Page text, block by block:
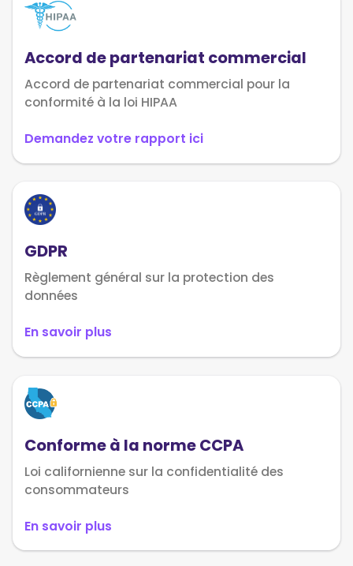
Accord de partenariat commercial
Accord de partenariat commercial pour la
conformité à la loi HIPAA
Demandez votre rapport ici
GDPR
Règlement général sur la protection des
données
En savoir plus
Conforme à la norme CCPA
Loi californienne sur la confidentialité des
consommateurs
En savoir plus